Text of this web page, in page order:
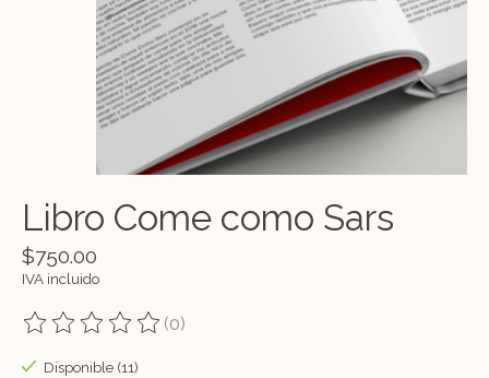
Libro Come como Sars
$750.00
IVA incluido
The rating of this product is
(0)
Disponible (11)